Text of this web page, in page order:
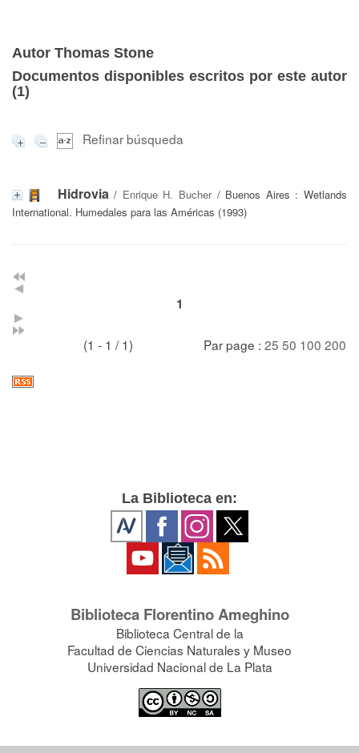
Autor Thomas Stone
Documentos disponibles escritos por este autor
(1)
Refinar búsqueda
Hidrovia/ Enrique H. Bucher/ Buenos Aires : Wetlands
International. Humedales para las Américas (1993)
1
(1 - 1 / 1) Par page : 25 50 100 200
La Biblioteca en:
Biblioteca Florentino Ameghino
Biblioteca Central de la
Facultad de Ciencias Naturales y Museo
Universidad Nacional de La Plata